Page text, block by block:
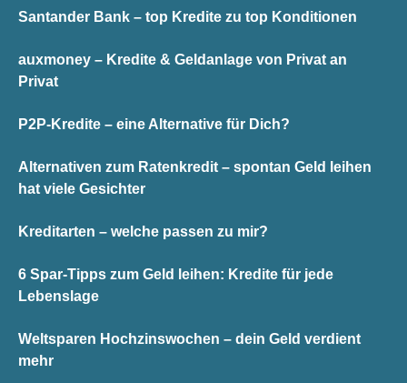
Santander Bank – top Kredite zu top Konditionen
auxmoney – Kredite & Geldanlage von Privat an
Privat
P2P-Kredite – eine Alternative für Dich?
Alternativen zum Ratenkredit – spontan Geld leihen
hat viele Gesichter
Kreditarten – welche passen zu mir?
6 Spar-Tipps zum Geld leihen: Kredite für jede
Lebenslage
Weltsparen Hochzinswochen – dein Geld verdient
mehr